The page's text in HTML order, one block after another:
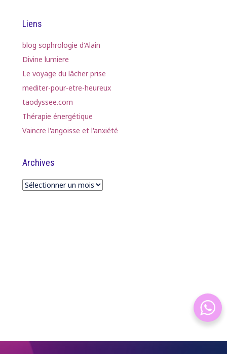
Liens
blog sophrologie d'Alain
Divine lumiere
Le voyage du lâcher prise
mediter-pour-etre-heureux
taodyssee.com
Thérapie énergétique
Vaincre l'angoisse et l'anxiété
Archives
Archives